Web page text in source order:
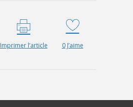
Imprimer l’article 0J’aime